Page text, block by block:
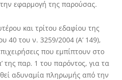
εφαρμογή της παρούσας.
και τρίτου εδαφίου της
40 του ν. 3259/2004 (Α’ 149),
που εμπίπτουν στο
της παρ. 1 του παρόντος, για τα
αδυναμία πληρωμής από την